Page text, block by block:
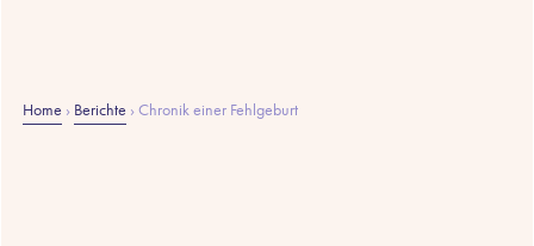
Home › Berichte ›Chronik einer Fehlgeburt